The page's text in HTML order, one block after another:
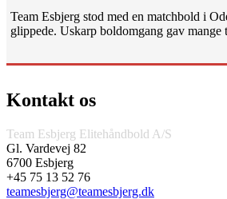
Team Esbjerg stod med en matchbold i
glippede. Uskarp boldomgang gav mange
Kontakt os
Team Esbjerg Elitehåndbold A/S
Gl. Vardevej 82
6700 Esbjerg
+45 75 13 52 76
teamesbjerg@teamesbjerg.dk